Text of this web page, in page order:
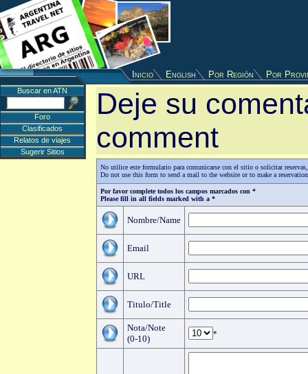
Inicio English Por Región Por
Deje su
comment
No utilice este formulario para comunicarse con el sitio o solicitar
Do not use this form to send a mail to the website or to make a
Por favor complete todos los campos marcados con *
Please fill in all fields marked with a *
Nombre/Name
Email
URL
Titulo/Title
Nota/Note
(0-10)
*
Buscar en ATN
Foro
Clasificados
Relatos de viajes
Sugerir Sitios